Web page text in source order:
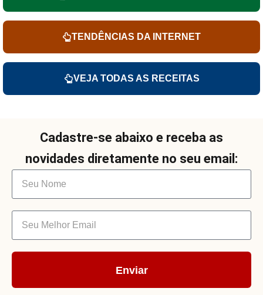
TENDÊNCIAS DA INTERNET
VEJA TODAS AS RECEITAS
Cadastre-se abaixo e receba as
novidades diretamente no seu email:
Enviar